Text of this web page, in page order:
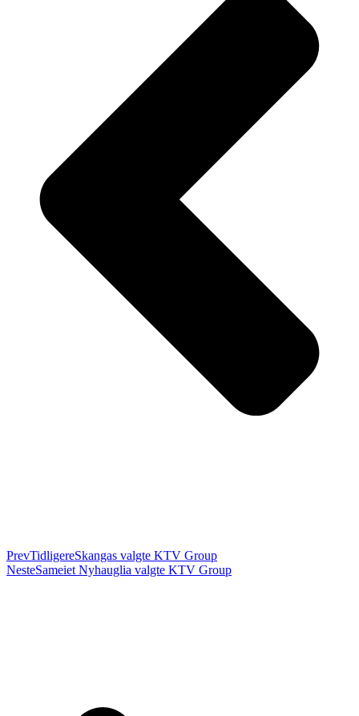
PrevTidligereSkangas valgte KTV Group
NesteSameiet Nyhauglia valgte KTV Group